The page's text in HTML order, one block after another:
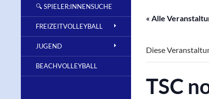
« Alle
Diese
TSC
🔍 SPIELER:INNENSUCHE
FREIZEITVOLLEYBALL
JUGEND
BEACHVOLLEYBALL